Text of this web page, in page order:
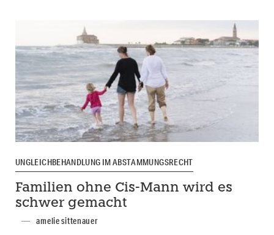
UNGLEICHBEHANDLUNG IM ABSTAMMUNGSRECHT
Familien ohne Cis-Mann wird es
schwer gemacht
amelie sittenauer